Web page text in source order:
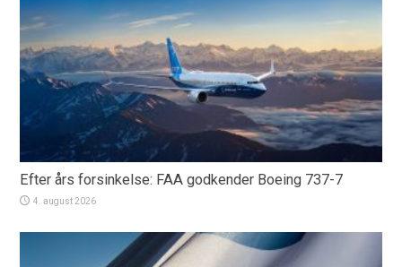
Efter års forsinkelse: FAA godkender Boeing 737-7
4. august 2026